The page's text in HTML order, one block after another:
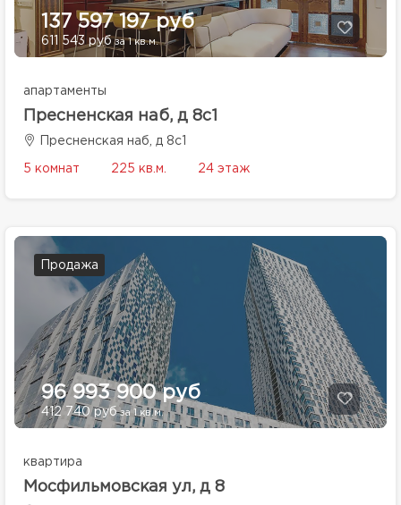
137 597 197 руб
611 543 руб за 1 кв.м.
апартаменты
Пресненская наб, д 8с1
Пресненская наб, д 8с1
5 комнат 225 кв.м. 24 этаж
Продажа
96 993 900 руб
412 740 рубза 1 кв.м.
квартира
Мосфильмовская ул, д 8